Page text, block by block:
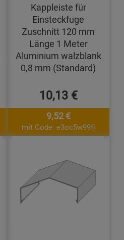
Kappleiste für
Einsteckfuge
Zuschnitt 120 mm
Länge 1 Meter
Aluminium walzblank
0,8 mm (Standard)
10,13 €
9,52 €
mit Code: e3oc5w99fj